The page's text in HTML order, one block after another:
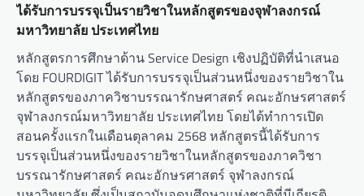
ได้รับการบรรจุเป็นรายวิชาในหลักสูตรของจุฬาลงกรณ์
มหาวิทยาลัย ประเทศไทย
หลักสูตรการศึกษาด้าน Service Design เชิงปฏิบัติที่นำเสนอ
โดย FOURDIGIT ได้รับการบรรจุเป็นส่วนหนึ่งของรายวิชาใน
หลักสูตรของภาควิชาบรรณารักษศาสตร์ คณะอักษรศาสตร์
จุฬาลงกรณ์มหาวิทยาลัย ประเทศไทย โดยได้ทำการเปิด
สอนครั้งแรกในเดือนตุลาคม 2568 หลักสูตรนี้ได้รับการ
บรรจุเป็นส่วนหนึ่งของรายวิชาในหลักสูตรของภาควิชา
บรรณารักษศาสตร์ คณะอักษรศาสตร์ จุฬาลงกรณ์